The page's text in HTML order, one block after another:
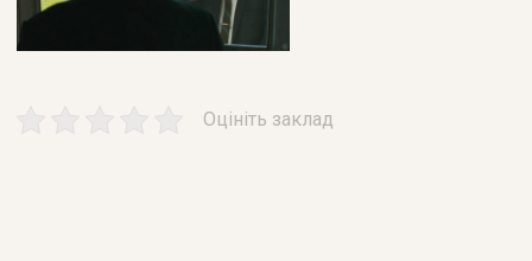
Оцініть заклад